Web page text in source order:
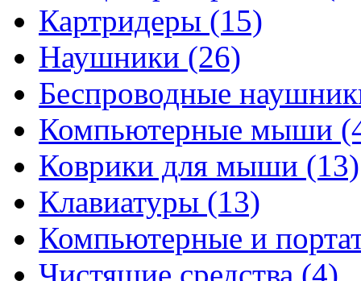
Картридеры (15)
Наушники (26)
Беспроводные
Компьютерные мыши
Коврики для мыши (13)
Клавиатуры (13)
Компьютерные и